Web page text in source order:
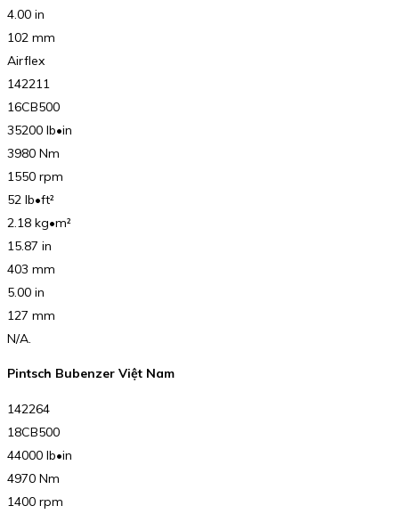
4.00 in
102 mm
Airflex
142211
16CB500
35200 lb•in
3980 Nm
1550 rpm
52 lb•ft²
2.18 kg•m²
15.87 in
403 mm
5.00 in
127 mm
N/A.
Pintsch Bubenzer Việt Nam
142264
18CB500
44000 lb•in
4970 Nm
1400 rpm